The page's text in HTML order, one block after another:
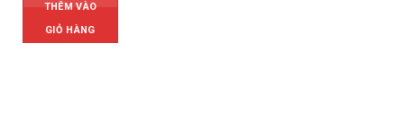
THÊM VÀO
GIỎ HÀNG